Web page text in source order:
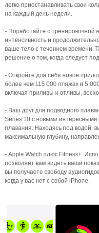
легко приостанавливать свои
на каждый день недели.
- Поработайте с тренировочной
интенсивность и
ваше тело с течением времени.
решение о том, когда следует
- Откройте для себя новое
более чем 115 000 пляжах и 5
включая приливы и отливы,
- Ваш друг для подводного
Series 10 с новыми интересными
плавания. Находясь под водой,
максимальную глубину,
- Apple Watch плюс Fitness+.
позволяет вам видеть ваши
вы получаете свободу
когда у вас нет с собой iPhone.